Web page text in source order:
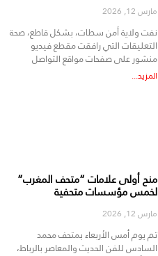
مارس 12, 2026
نفت ولاية أمن سطات، بشكل قاطع، صحة
التعليقات التي رافقت مقطع فيديو
منشور على صفحات مواقع التواصل
المزيد...
منح أولى علامات “متحف المغرب”
لخمس مؤسسات متحفية
مارس 12, 2026
تم يوم أمس الأربعاء بمتحف محمد
السادس للفن الحديث والمعاصر بالرباط،